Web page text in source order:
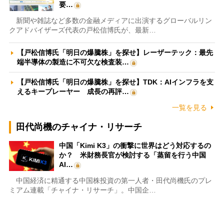
要…
新聞や雑誌など多数の金融メディアに出演するグローバルリン
クアドバイザーズ代表の戸松信博氏が、最新…
【戸松信博氏「明日の爆騰株」を探せ】レーザーテック：最先
端半導体の製造に不可欠な検査装…
【戸松信博氏「明日の爆騰株」を探せ】TDK：AIインフラを支
えるキープレーヤー 成長の再評…
一覧を見る
田代尚機のチャイナ・リサーチ
中国「Kimi K3」の衝撃に世界はどう対応するの
か？ 米財務長官が検討する「蒸留を行う中国
AI…
中国経済に精通する中国株投資の第一人者・田代尚機氏のプレ
ミアム連載「チャイナ・リサーチ」。中国企…